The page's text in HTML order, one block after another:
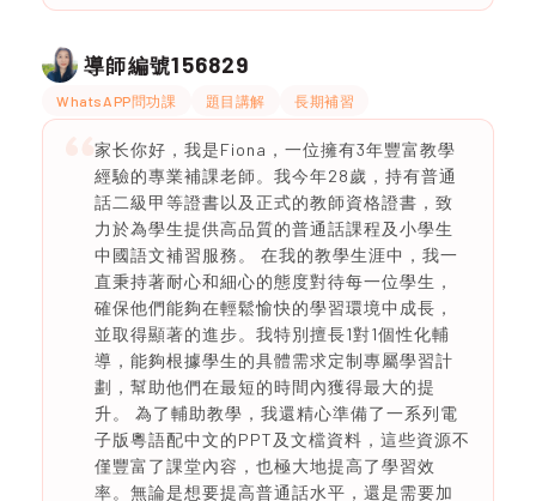
導師編號156829
WhatsAPP問功課 題目講解 長期補習
家长你好，我是Fiona，一位擁有3年豐富教學
經驗的專業補課老師。我今年28歲，持有普通
話二級甲等證書以及正式的教師資格證書，致
力於為學生提供高品質的普通話課程及小學生
中國語文補習服務。 在我的教學生涯中，我一
直秉持著耐心和細心的態度對待每一位學生，
確保他們能夠在輕鬆愉快的學習環境中成長，
並取得顯著的進步。我特別擅長1對1個性化輔
導，能夠根據學生的具體需求定制專屬學習計
劃，幫助他們在最短的時間內獲得最大的提
升。 為了輔助教學，我還精心準備了一系列電
子版粵語配中文的PPT及文檔資料，這些資源不
僅豐富了課堂內容，也極大地提高了學習效
率。無論是想要提高普通話水平，還是需要加